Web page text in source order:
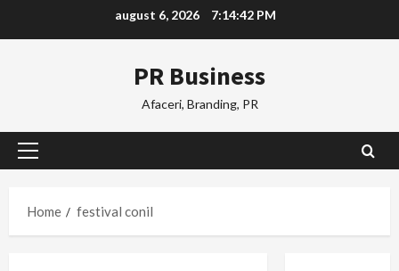
august 6, 2026 7:14:43 PM
PR Business
Afaceri, Branding, PR
Primary
Home
festival conil